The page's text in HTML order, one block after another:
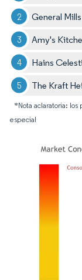
General
Amy's
Hains
The Kraft
*Nota aclaratoria:
especial